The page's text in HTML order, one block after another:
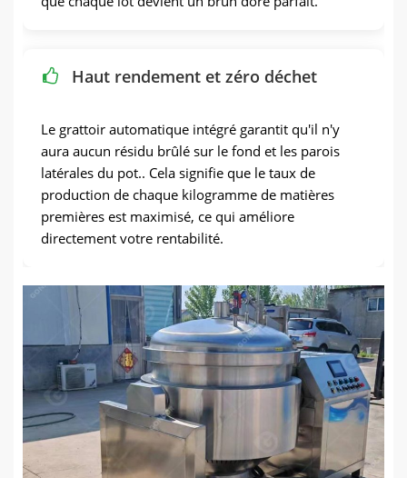
Haut rendement et zéro déchet
Le grattoir automatique intégré garantit qu'il n'y
aura aucun résidu brûlé sur le fond et les parois
latérales du pot.. Cela signifie que le taux de
production de chaque kilogramme de matières
premières est maximisé, ce qui améliore
directement votre rentabilité.